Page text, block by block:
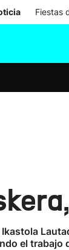
Fiestas
el trabajo